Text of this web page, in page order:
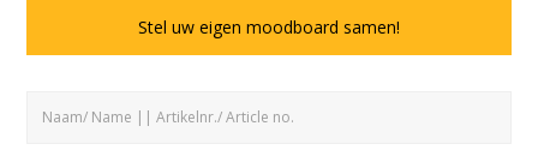
Stel uw eigen moodboard samen!